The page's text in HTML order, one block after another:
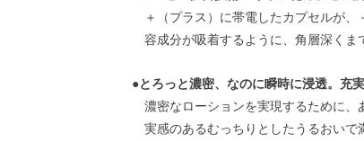
＋（プラス）に帯電したカプセルが
容成分が吸着するように、角層深くま
●とろっと濃密、なのに瞬時に浸透。充
濃密なローションを実現するために
実感のあるむっちりとしたうるおいで